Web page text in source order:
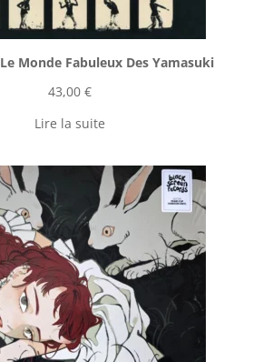
Monde Fabuleux Des Yamasuki
43,00 €
Lire la suite